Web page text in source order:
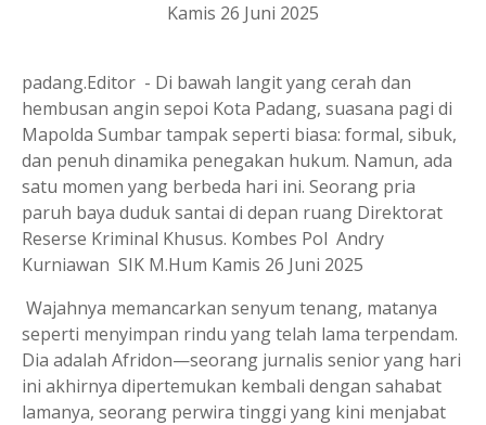
Kamis 26 Juni 2025
padang.Editor - Di bawah langit yang cerah dan
hembusan angin sepoi Kota Padang, suasana pagi di
Mapolda Sumbar tampak seperti biasa: formal, sibuk,
dan penuh dinamika penegakan hukum. Namun, ada
satu momen yang berbeda hari ini. Seorang pria
paruh baya duduk santai di depan ruang Direktorat
Reserse Kriminal Khusus. Kombes Pol Andry
Kurniawan SIK M.Hum Kamis 26 Juni 2025
Wajahnya memancarkan senyum tenang, matanya
seperti menyimpan rindu yang telah lama terpendam.
Dia adalah Afridon—seorang jurnalis senior yang hari
ini akhirnya dipertemukan kembali dengan sahabat
lamanya, seorang perwira tinggi yang kini menjabat